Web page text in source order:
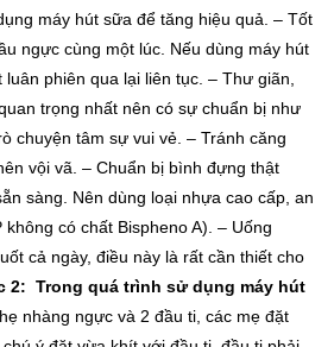
máy hút sữa để tăng hiệu quả. – Tốt
ngực cùng một lúc. Nếu dùng máy hút
phiên qua lại liên tục. – Thư giãn,
trọng nhất nên có sự chuẩn bị như
chuyện tâm sự vui vẻ. – Tránh căng
vội vã. – Chuẩn bị bình đựng thật
sàng. Nên dùng loại nhựa cao cấp, an
có chất Bispheno A). – Uống
cả ngày, điều này là rất cần thiết cho
2: Trong quá trình sử dụng máy hút
nhàng ngực và 2 đầu ti, các mẹ đặt